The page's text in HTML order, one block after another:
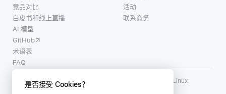
是否接受 Cookies？
竞品对比
白皮书和线上直播
AI 模型
GitHub
术语表
FAQ
活动
联系商务
使用条款
LF AI、LF AI & Data、Milvus，以及相关的开源项目名称为 Linux
Foundation 所有商标